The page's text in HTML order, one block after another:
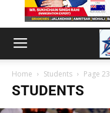
Home Students Page 23
STUDENTS